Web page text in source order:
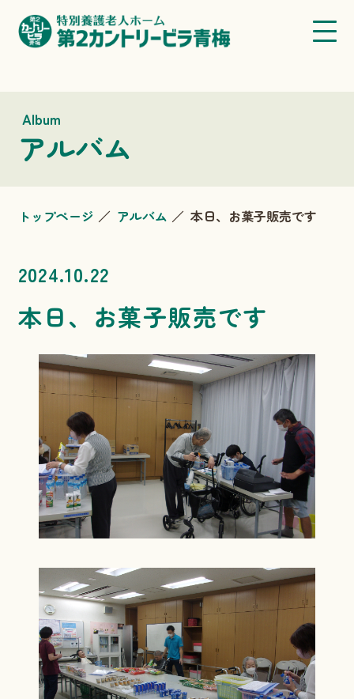
Album
アルバム
トップページ アルバム 本日、お菓子販売です
2024.10.22
本日、お菓子販売です